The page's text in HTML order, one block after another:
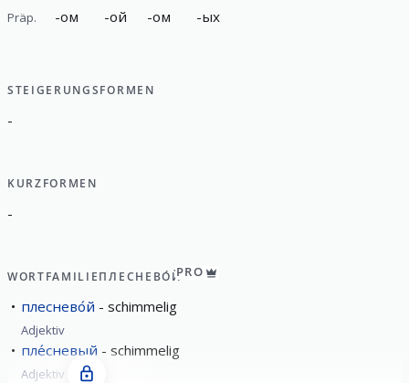
Präp. -ом -ой -ом -ых
STEIGERUNGSFORMEN
-
KURZFORMEN
-
WORTFAMILIEПЛЕСНЕВО́ЙPRO
плеснево́й schimmelig
Adjektiv
пле́сневый schimmelig
Adjektiv